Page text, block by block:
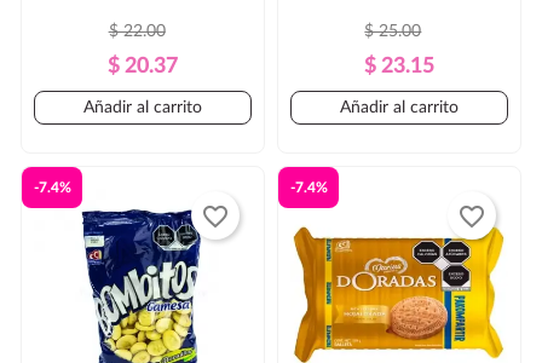
Precio
Regular
$ 22.00
Precio
$ 20.37
Añadir al carrito
Precio
Regular
$ 25.00
Precio
$ 23.15
Añadir al carrito
-7.4%
favorite_border
-7.4%
favorite_border